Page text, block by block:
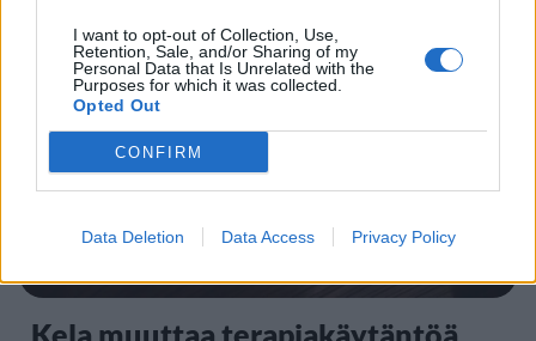
I want to opt-out of Collection, Use,
Retention, Sale, and/or Sharing of my
Personal Data that Is Unrelated with the
Purposes for which it was collected.
Opted Out
CONFIRM
Data Deletion Data Access Privacy Policy
4
Kela muuttaa terapiakäytäntöä